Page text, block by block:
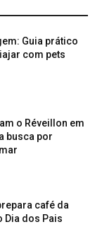
Guia prático
com pets
o Réveillon em
busca por
café da
Dia dos Pais